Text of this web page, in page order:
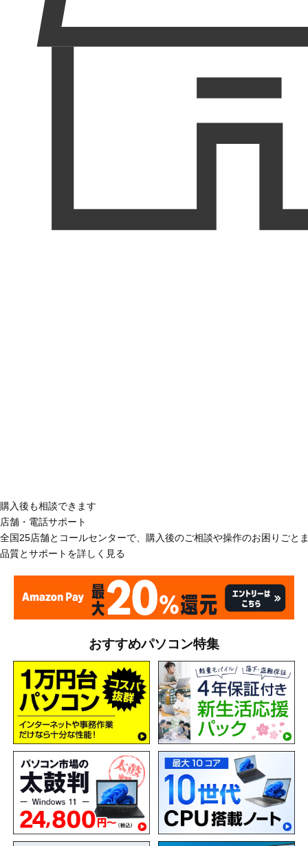
購入後も相談できます
店舗・電話サポート
全国25店舗とコールセンターで、購入後のご相談や操作のお困りごと
品質とサポートを詳しく見る
おすすめパソコン特集